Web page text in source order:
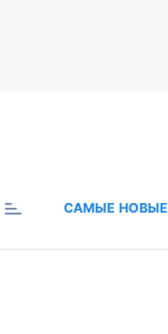
САМЫЕ НОВЫЕ